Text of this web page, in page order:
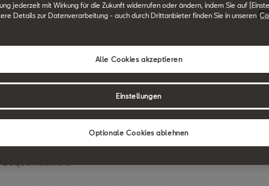
und Vorteile
Sie die Kontrolle über Ihre Akkustände mit zuverlässigem
immer für die Fahrt bereit sind.
der Ladesäule, Leistung, Betriebsstunden und
Entdecken Sie eine grosse Auswahl an Ladepunkten
mit detaillierten Einblicken. Speichern Sie häufig
jederzeit mit Wirkung für die Zukunft widerrufen oder ändern, indem Sie auf
Details zur Datenverarbeitung - auch durch Drittanbieter finden Sie in unseren
Optionale Cookies ablehnen
Alle Cookies akzeptieren
Einstellungen